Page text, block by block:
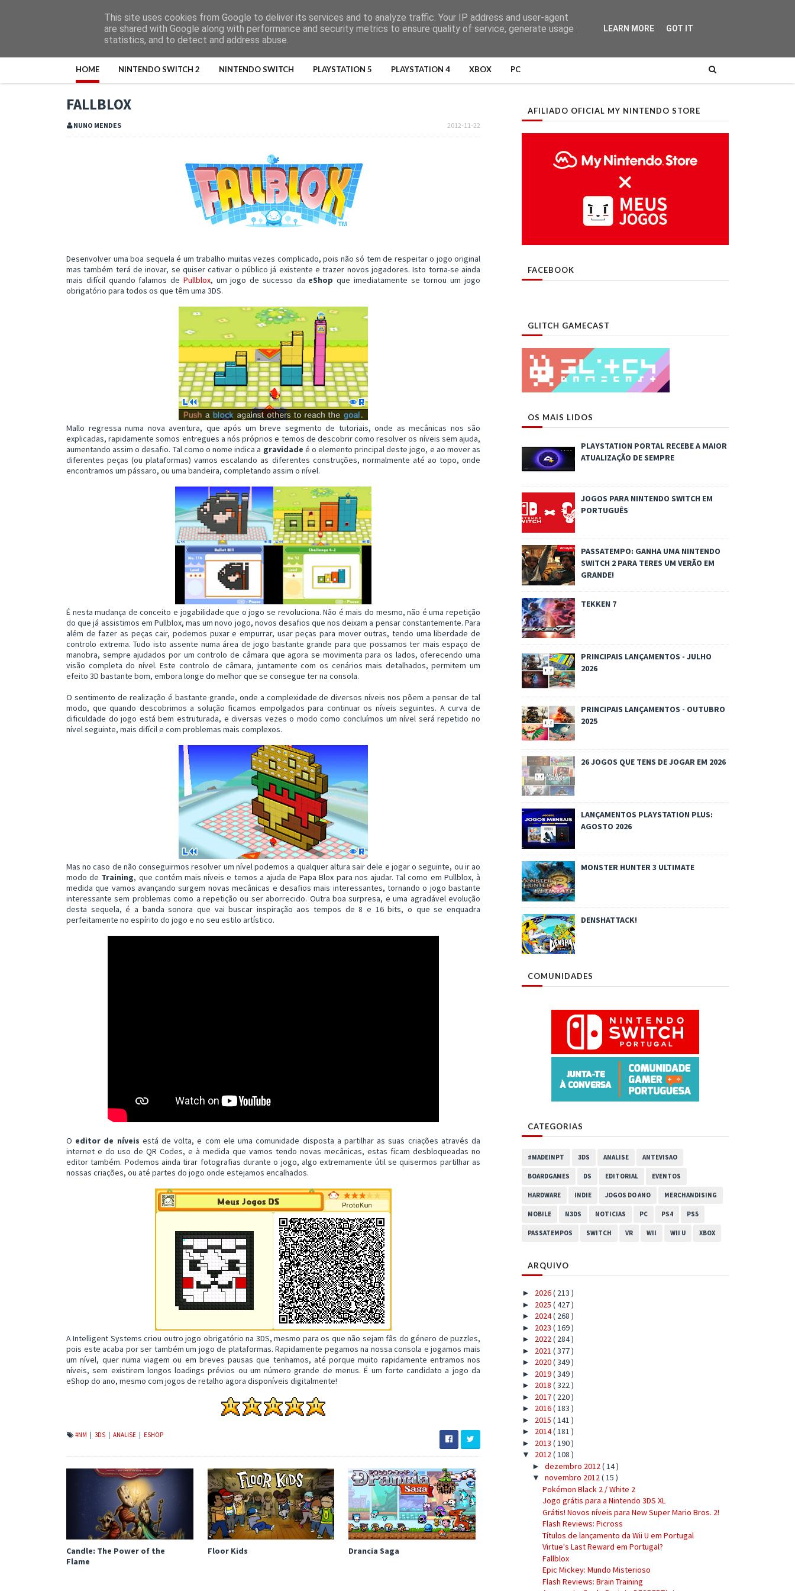
HOME NINTENDO SWITCH 2 NINTENDO SWITCH PLAYSTATION 5 PLAYSTATION 4 XBOX PC
FALLBLOX
2012-11-22
NUNO MENDES
Desenvolver uma boa sequela é um trabalho muitas vezes complicado, pois não só tem de respeitar o jogo original
mas também terá de inovar, se quiser cativar o público já existente e trazer novos jogadores. Isto torna-se ainda
mais difícil quando falamos de Pullblox, um jogo de sucesso da eShop que imediatamente se tornou um jogo
obrigatório para todos os que têm uma 3DS.
Mallo regressa numa nova aventura, que após um breve segmento de tutoriais, onde as mecânicas nos são
explicadas, rapidamente somos entregues a nós próprios e temos de descobrir como resolver os níveis sem ajuda,
aumentando assim o desafio. Tal como o nome indica a gravidade é o elemento principal deste jogo, e ao mover as
diferentes peças (ou plataformas) vamos escalando as diferentes construções, normalmente até ao topo, onde
encontramos um pássaro, ou uma bandeira, completando assim o nível.
É nesta mudança de conceito e jogabilidade que o jogo se revoluciona. Não é mais do mesmo, não é uma repetição
do que já assistimos em Pullblox, mas um novo jogo, novos desafios que nos deixam a pensar constantemente. Para
além de fazer as peças cair, podemos puxar e empurrar, usar peças para mover outras, tendo uma liberdade de
controlo extrema. Tudo isto assente numa área de jogo bastante grande para que possamos ter mais espaço de
manobra, sempre ajudados por um controlo de câmara que agora se movimenta para os lados, oferecendo uma
visão completa do nível. Este controlo de câmara, juntamente com os cenários mais detalhados, permitem um
efeito 3D bastante bom, embora longe do melhor que se consegue ter na consola.
O sentimento de realização é bastante grande, onde a complexidade de diversos níveis nos põem a pensar de tal
modo, que quando descobrimos a solução ficamos empolgados para continuar os níveis seguintes. A curva de
dificuldade do jogo está bem estruturada, e diversas vezes o modo como concluímos um nível será repetido no
nível seguinte, mais difícil e com problemas mais complexos.
Mas no caso de não conseguirmos resolver um nível podemos a qualquer altura sair dele e jogar o seguinte, ou ir ao
modo de Training, que contém mais níveis e temos a ajuda de Papa Blox para nos ajudar. Tal como em Pullblox, à
medida que vamos avançando surgem novas mecânicas e desafios mais interessantes, tornando o jogo bastante
interessante sem problemas como a repetição ou ser aborrecido. Outra boa surpresa, e uma agradável evolução
desta sequela, é a banda sonora que vai buscar inspiração aos tempos de 8 e 16 bits, o que se enquadra
perfeitamente no espírito do jogo e no seu estilo artístico.
O editor de níveis está de volta, e com ele uma comunidade disposta a partilhar as suas criações através da
internet e do uso de QR Codes, e à medida que vamos tendo novas mecânicas, estas ficam desbloqueadas no
editor também. Podemos ainda tirar fotografias durante o jogo, algo extremamente útil se quisermos partilhar as
nossas criações, ou até partes do jogo onde estejamos encalhados.
A Intelligent Systems criou outro jogo obrigatório na 3DS, mesmo para os que não sejam fãs do género de puzzles,
pois este acaba por ser também um jogo de plataformas. Rapidamente pegamos na nossa consola e jogamos mais
um nível, quer numa viagem ou em breves pausas que tenhamos, até porque muito rapidamente entramos nos
níveis, sem existirem longos loadings prévios ou um número grande de menus. É um forte candidato a jogo da
eShop do ano, mesmo com jogos de retalho agora disponíveis digitalmente!
#NM | 3DS | ANALISE | ESHOP
Candle: The Power of the
Flame
Floor Kids Drancia Saga
AFILIADO OFICIAL MY NINTENDO STORE
FACEBOOK
GLITCH GAMECAST
OS MAIS LIDOS
PLAYSTATION PORTAL RECEBE A MAIOR
ATUALIZAÇÃO DE SEMPRE
JOGOS PARA NINTENDO SWITCH EM
PORTUGUÊS
PASSATEMPO: GANHA UMA NINTENDO
SWITCH 2 PARA TERES UM VERÃO EM
GRANDE!
TEKKEN 7
PRINCIPAIS LANÇAMENTOS - JULHO
2026
PRINCIPAIS LANÇAMENTOS - OUTUBRO
2025
26 JOGOS QUE TENS DE JOGAR EM 2026
LANÇAMENTOS PLAYSTATION PLUS:
AGOSTO 2026
MONSTER HUNTER 3 ULTIMATE
DENSHATTACK!
COMUNIDADES
CATEGORIAS
#MADEINPT 3DS ANALISE ANTEVISAO
BOARDGAMES DS EDITORIAL EVENTOS
HARDWARE INDIE JOGOS DO ANO MERCHANDISING
MOBILE N3DS NOTICIAS PC PS4 PS5
PASSATEMPOS SWITCH VR WII WII U XBOX
ARQUIVO
► 2026( 213 )
► 2025 ( 427 )
► 2024( 268 )
► 2023 ( 169 )
► 2022( 284 )
► 2021 ( 377 )
► 2020( 349 )
► 2019( 349 )
► 2018 ( 322 )
► 2017( 220 )
► 2016( 183 )
► 2015 ( 141 )
► 2014( 181 )
► 2013 ( 190 )
▼ 2012( 108 )
► dezembro 2012 ( 14 )
▼ novembro 2012( 15 )
Pokémon Black 2 / White 2
Jogo grátis para a Nintendo 3DS XL
Grátis! Novos níveis para New Super Mario Bros. 2!
Flash Reviews: Picross
Títulos de lançamento da Wii U em Portugal
Virtue's Last Reward em Portugal?
Fallblox
Epic Mickey: Mundo Misterioso
Flash Reviews: Brain Training
This site uses cookies from Google to deliver its services and to analyze traffic. Your IP address and user-agent
are shared with Google along with performance and security metrics to ensure quality of service, generate usage
statistics, and to detect and address abuse.
LEARN MORE GOT IT